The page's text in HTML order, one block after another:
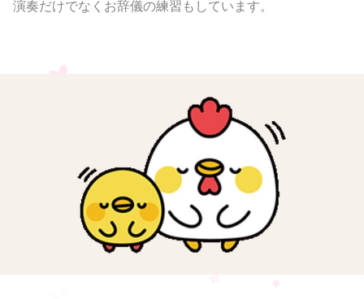
演奏だけでなくお辞儀の練習もしています。